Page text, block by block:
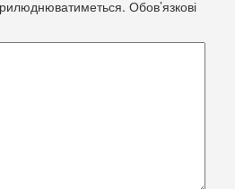
Обов’язкові